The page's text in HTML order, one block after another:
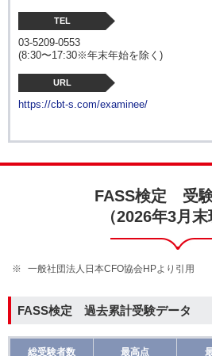
TEL
03-5209-0553
(8:30〜17:30※年末年始を除く)
URL
https://cbt-s.com/examinee/
FASS検定 受
（2026年3月末
一般社団法人日本CFO協会HPより引用
FASS検定 過去累計受験データ
総受験者数 最高点